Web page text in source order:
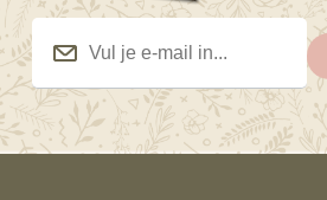
Vul
je
e-
mail
in...
(Vereist)